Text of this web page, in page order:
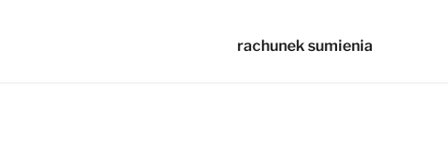
rachunek sumienia